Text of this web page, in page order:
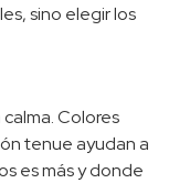
sino elegir los
Colores
tenue ayudan a
es más y donde